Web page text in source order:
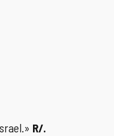
R/.